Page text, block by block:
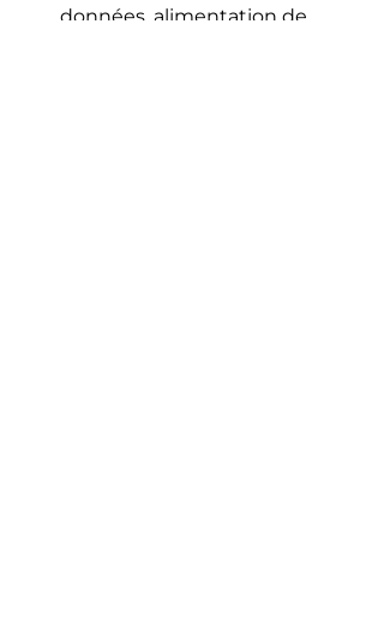
données, alimentation de